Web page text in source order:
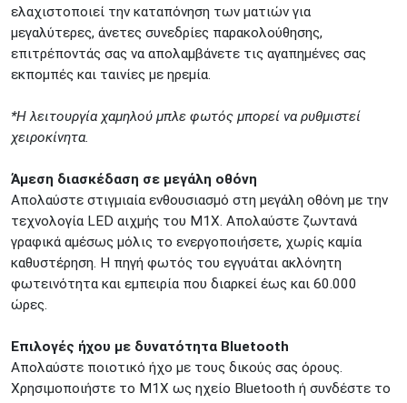
ελαχιστοποιεί την καταπόνηση των ματιών για
μεγαλύτερες, άνετες συνεδρίες παρακολούθησης,
επιτρέποντάς σας να απολαμβάνετε τις αγαπημένες σας
εκπομπές και ταινίες με ηρεμία.​​
*Η λειτουργία χαμηλού μπλε φωτός μπορεί να ρυθμιστεί
χειροκίνητα.​​​​
Άμεση διασκέδαση σε μεγάλη οθόνη
Απολαύστε στιγμιαία ενθουσιασμό στη μεγάλη οθόνη με την
τεχνολογία LED αιχμής του M1X. Απολαύστε ζωντανά
γραφικά αμέσως μόλις το ενεργοποιήσετε, χωρίς καμία
καθυστέρηση. Η πηγή φωτός του εγγυάται ακλόνητη
φωτεινότητα και εμπειρία που διαρκεί έως και 60.000
ώρες.​
Επιλογές ήχου με δυνατότητα Bluetooth
Απολαύστε ποιοτικό ήχο με τους δικούς σας όρους.
Χρησιμοποιήστε το M1X ως ηχείο Bluetooth ή συνδέστε το